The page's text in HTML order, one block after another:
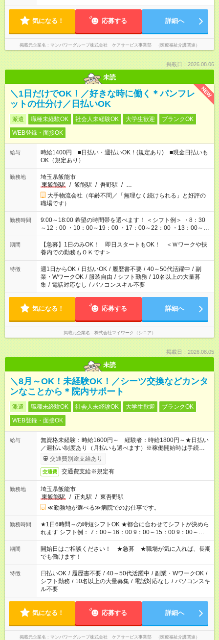
気になる！ 応募する 詳細へ
掲載元企業名 マンパワーグループ株式会社 ケアサービス事業部 （医療福祉介護関連）
掲載日：2026.08.06
未読
NEW
＼1日だけでOK！／好きな時に働く＊パンフレ
ットの仕分け／日払いOK
派遣 職種未経験OK 社会人未経験OK 大学生歓迎
ブランクOK
WEB登録・面接OK
給与
時給1400円 ■日払い・週払いOK！(規定あり) ■現金日払いも
OK（規定あり）
勤務地
埼玉県飯能市
東飯能駅
/ 飯能駅 / 吾野駅 / …
大手物流会社（年齢不問／「無理なく続けられる」と好評の
職場です）
勤務時間
9:00～18:00 希望の時間帯を選べます！ ＜シフト例＞ ・8：30
～12：00 ・10：00～19：00 ・17：00～22：00 ・13：00～
22：00 ・22：00～翌6：00 など
期間
【急募】1日のみOK！ 即日スタートもOK！ ＜Ｗワークや扶
養内での勤務もＯＫです＞
特徴 週1日からOK / 日払いOK / 履歴書不要 / 40～50代活躍中 / 副
業・WワークOK / 服装自由 / シフト勤務 / 10名以上の大量募
集 / 電話対応なし / パソコンスキル不要
気になる！ 応募する 詳細へ
掲載元企業名 株式会社マイワーク（シニア）
掲載日：2026.08.05
未読
＼8月～OK！未経験OK！／シーツ交換などカンタ
ンなことから＊院内サポート
派遣 職種未経験OK 社会人未経験OK 大学生歓迎
ブランクOK
WEB登録・面接OK
給与
無資格未経験：時給1600円～ 経験者：時給1800円～★日払い
／週払い制度あり（月払いも選べます）※稼働開始時は手続き完
了次第のお支払いとなります。
交通費別途支給あり
交通費 交通費支給※規定有
勤務地
埼玉県飯能市
東飯能駅
/ 正丸駅 / 東吾野駅
≪勤務地が選べる≫病院でのお仕事です。
勤務時間
★1日6時間～の時短シフトOK ★都合に合わせてシフトが決めら
れます シフト例： 7：00～16：00 9：00～15：00 9：00～
18：00 11：00～20：00 など ※Wワークの場合、他のお仕事と
合わせ週40時間超の就業はご案内できません ※法令に基づき、
週20時間以上勤務は社会保険への加入対象となります ※労働者
派遣法（日雇い派遣の原則禁止）により、短時間・短期間の就
業はご案内が難しい場合があります
期間
開始日はご相談ください！ ★急募 ★職場が気に入れば、長期
でも働けます！
特徴 日払いOK / 履歴書不要 / 40～50代活躍中 / 副業・WワークOK /
シフト勤務 / 10名以上の大量募集 / 電話対応なし / パソコンスキ
ル不要
気になる！ 応募する 詳細へ
掲載元企業名 マンパワーグループ株式会社 ケアサービス事業部 （医療福祉介護関連）